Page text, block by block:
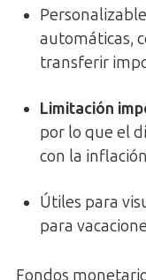
automáticas,
transferir
Limitación
por lo que el
con la
Útiles para
para
Fondos